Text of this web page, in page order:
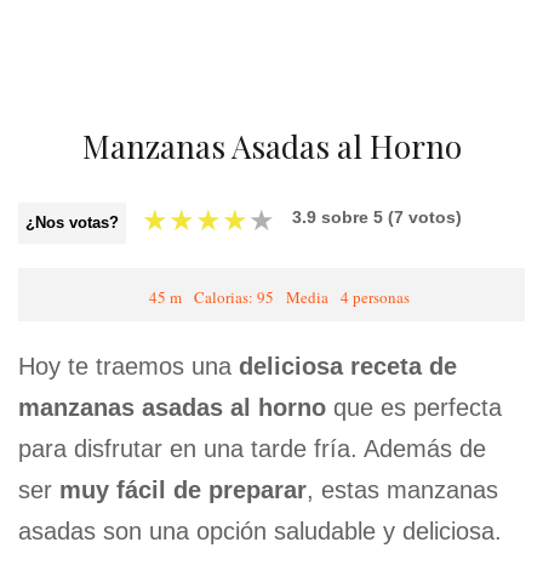
Manzanas Asadas al Horno
¿Nos votas? ★★★★★ 3.9 sobre 5 (7 votos)
45 m Calorias: 95 Media 4 personas
Hoy te traemos una deliciosa receta de
manzanas asadas al horno que es perfecta
para disfrutar en una tarde fría. Además de
ser muy fácil de preparar, estas manzanas
asadas son una opción saludable y deliciosa.